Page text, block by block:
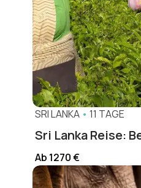
SRI LANKA • 11 TAGE
Sri Lanka Reise:
Ab 1270 €